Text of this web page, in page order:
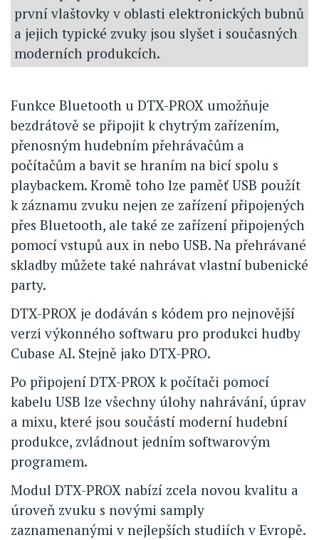
první vlaštovky v oblasti elektronických bubnů
a jejich typické zvuky jsou slyšet i současných
moderních produkcích.
Funkce Bluetooth u DTX-PROX umožňuje
bezdrátově se připojit k chytrým zařízením,
přenosným hudebním přehrávačům a
počítačům a bavit se hraním na bicí spolu s
playbackem. Kromě toho lze paměť USB použít
k záznamu zvuku nejen ze zařízení připojených
přes Bluetooth, ale také ze zařízení připojených
pomocí vstupů aux in nebo USB. Na přehrávané
skladby můžete také nahrávat vlastní bubenické
party.
DTX-PROX je dodáván s kódem pro nejnovější
verzi výkonného softwaru pro produkci hudby
Cubase AI. Stejně jako DTX-PRO.
Po připojení DTX-PROX k počítači pomocí
kabelu USB lze všechny úlohy nahrávání, úprav
a mixu, které jsou součástí moderní hudební
produkce, zvládnout jedním softwarovým
programem.
Modul DTX-PROX nabízí zcela novou kvalitu a
úroveň zvuku s novými samply
zaznamenanými v nejlepších studiích v Evropě.